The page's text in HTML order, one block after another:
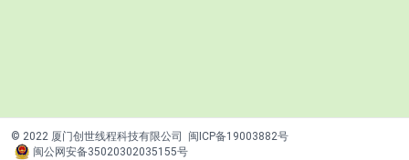
© 2022 厦门创世线程科技有限公司
闽ICP备19003882号
闽公网安备35020302035155号